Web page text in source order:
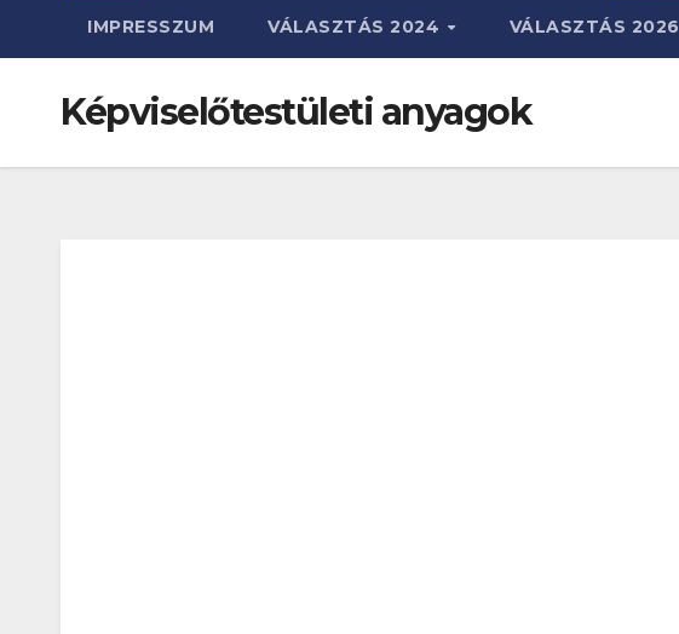
IMPRESSZUM VÁLASZTÁS 2024 VÁLASZTÁS 2026
Képviselőtestületi anyagok